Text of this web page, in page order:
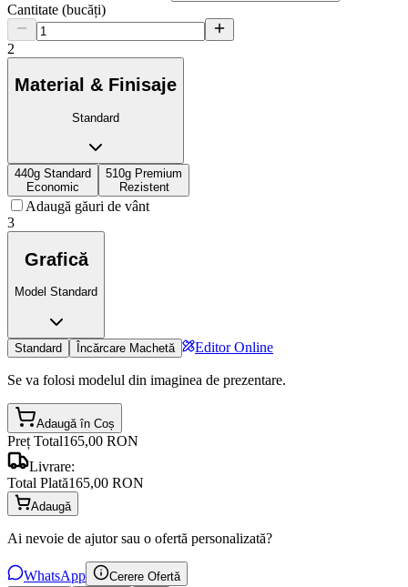
Cantitate (bucăți)
2
Material & Finisaje
Standard
440g Standard
Economic
510g Premium
Rezistent
Adaugă găuri de vânt
3
Grafică
Model Standard
Standard Încărcare Machetă Editor Online
Se va folosi modelul din imaginea de prezentare.
Adaugă în Coș
Preț Total165,00 RON
Livrare:
Total Plată165,00 RON
Adaugă
Ai nevoie de ajutor sau o ofertă personalizată?
WhatsApp
Cerere Ofertă